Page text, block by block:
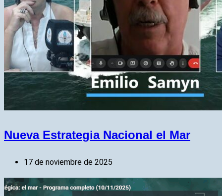
Nueva Estrategia Nacional el Mar
17 de noviembre de 2025